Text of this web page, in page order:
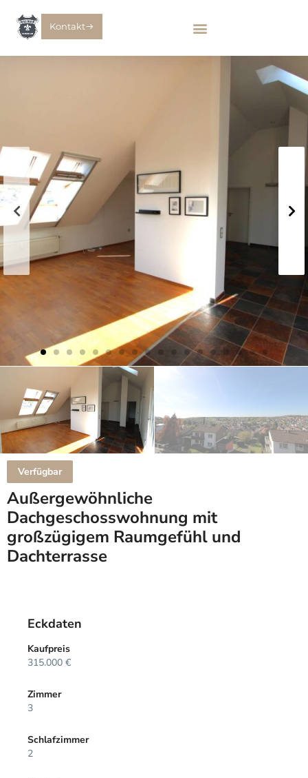
Kontakt
Verfügbar
Außergewöhnliche
Dachgeschosswohnung mit
großzügigem Raumgefühl und
Dachterrasse
Eckdaten
Kaufpreis
315.000 €
Zimmer
3
Schlafzimmer
2